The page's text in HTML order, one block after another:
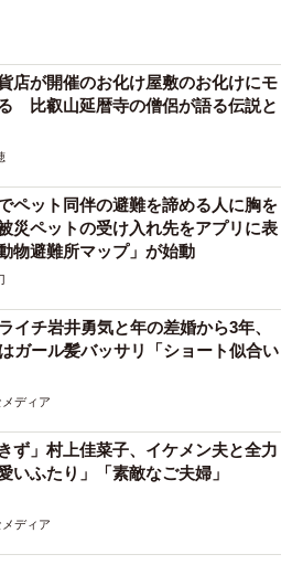
店が開催のお化け屋敷のお化けにモ
比叡山延暦寺の僧侶が語る伝説と
ペット同伴の避難を諦める人に胸を
ペットの受け入れ先をアプリに表
物避難所マップ」が始動
イチ岩井勇気と年の差婚から3年、
ガール髪バッサリ「ショート似合い
メディア
ず」村上佳菜子、イケメン夫と全力
いふたり」「素敵なご夫婦」
メディア